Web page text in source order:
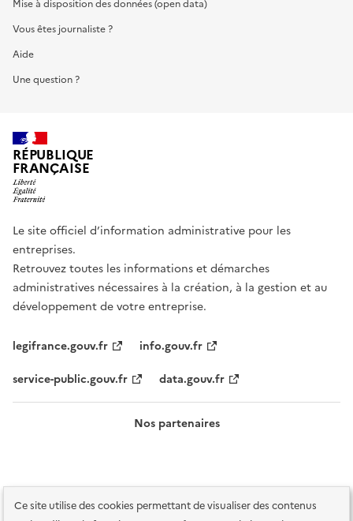
Ce site utilise des cookies permettant de visualiser des contenus
Mise à disposition des données (open data)
Vous êtes journaliste ?
Aide
Une question ?
RÉPUBLIQUE
FRANÇAISE
Le site officiel d’information administrative pour les
entreprises.
Retrouvez toutes les informations et démarches
administratives nécessaires à la création, à la gestion et au
développement de votre entreprise.
legifrance.gouv.fr
info.gouv.fr
service-public.gouv.fr
data.gouv.fr
Nos partenaires